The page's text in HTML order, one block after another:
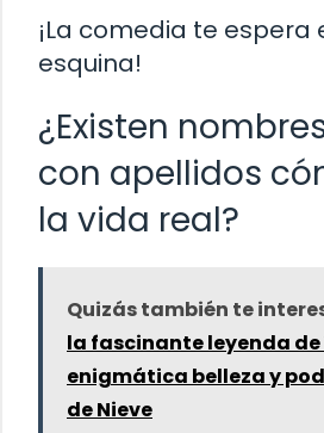
¡La comedia te espera
esquina!
¿Existen
con apellidos
la vida real?
Quizás también te
la fascinante leyenda
enigmática belleza y
de Nieve